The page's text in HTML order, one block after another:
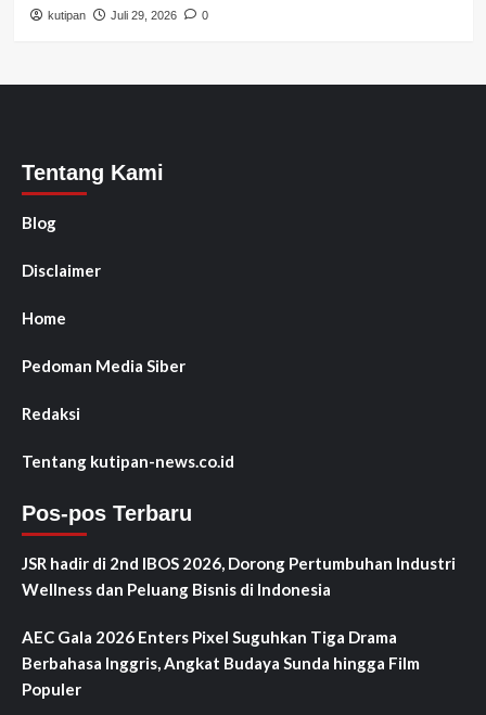
kutipan Juli 29, 2026 0
Tentang Kami
Blog
Disclaimer
Home
Pedoman Media Siber
Redaksi
Tentang kutipan-news.co.id
Pos-pos Terbaru
JSR hadir di 2nd IBOS 2026, Dorong Pertumbuhan Industri
Wellness dan Peluang Bisnis di Indonesia
AEC Gala 2026 Enters Pixel Suguhkan Tiga Drama
Berbahasa Inggris, Angkat Budaya Sunda hingga Film
Populer